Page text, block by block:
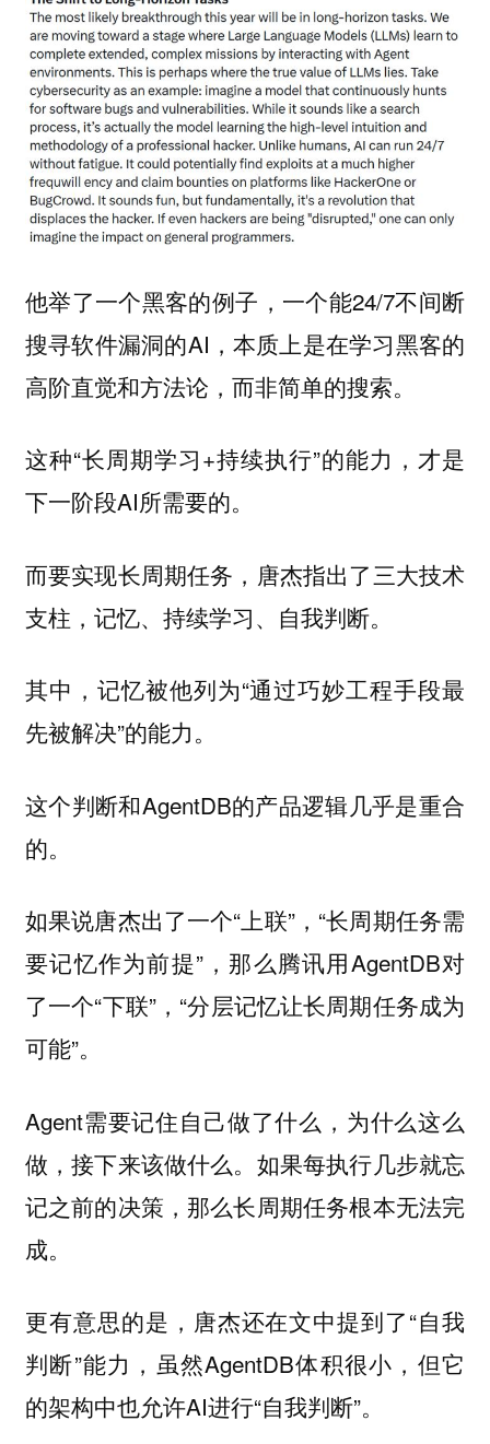
他举了一个黑客的例子，一个能24/7不间断
搜寻软件漏洞的AI，本质上是在学习黑客的
高阶直觉和方法论，而非简单的搜索。
这种“长周期学习+持续执行”的能力，才是
下一阶段AI所需要的。
而要实现长周期任务，唐杰指出了三大技术
支柱，记忆、持续学习、自我判断。
其中，记忆被他列为“通过巧妙工程手段最
先被解决”的能力。
这个判断和AgentDB的产品逻辑几乎是重合
的。
如果说唐杰出了一个“上联”，“长周期任务需
要记忆作为前提”，那么腾讯用AgentDB对
了一个“下联”，“分层记忆让长周期任务成为
可能”。
Agent需要记住自己做了什么，为什么这么
做，接下来该做什么。如果每执行几步就忘
记之前的决策，那么长周期任务根本无法完
成。
更有意思的是，唐杰还在文中提到了“自我
判断”能力，虽然AgentDB体积很小，但它
的架构中也允许AI进行“自我判断”。